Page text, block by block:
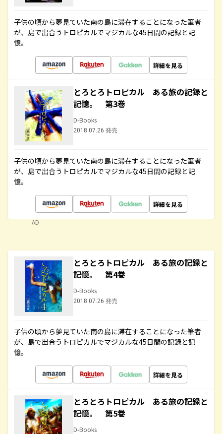
子供の頃から夢見ていた南の島に滞在することになった筆者
が、島で出合うトロピカルでマジカルな45日間の記録と記
憶。
詳細を見る
とろとろトロピカル ある旅の記録と
記憶。 第3巻
D-Books
2018.07.26 発売
子供の頃から夢見ていた南の島に滞在することになった筆者
が、島で出合うトロピカルでマジカルな45日間の記録と記
憶。
詳細を見る
AD
とろとろトロピカル ある旅の記録と
記憶。 第4巻
D-Books
2018.07.26 発売
子供の頃から夢見ていた南の島に滞在することになった筆者
が、島で出合うトロピカルでマジカルな45日間の記録と記
憶。
詳細を見る
とろとろトロピカル ある旅の記録と
記憶。 第5巻
D-Books